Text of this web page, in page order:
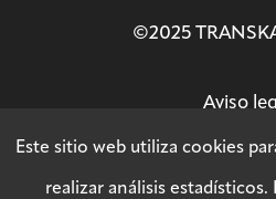
©2025
Aviso
Este sitio web utiliza cookies
realizar análisis